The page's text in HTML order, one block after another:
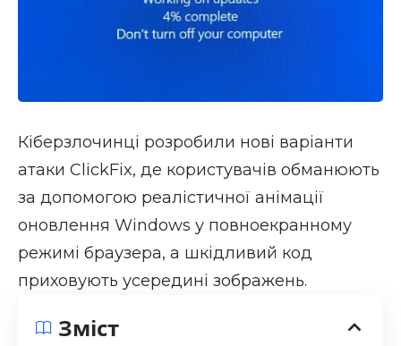
Кіберзлочинці розробили нові варіанти
атаки ClickFix, де користувачів обманюють
за допомогою реалістичної анімації
оновлення Windows у повноекранному
режимі браузера, а шкідливий код
приховують усередині зображень.
Зміст